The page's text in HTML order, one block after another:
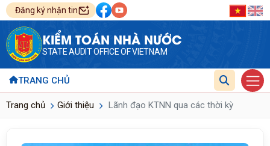
Đăng ký nhận tin
KIỂM TOÁN NHÀ NƯỚC
STATE AUDIT OFFICE OF VIETNAM
TRANG CHỦ
Trang chủ Giới thiệu Lãnh đạo KTNN qua các thời kỳ